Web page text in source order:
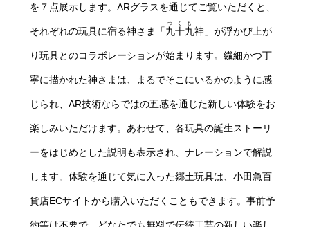
を７点展示します。ARグラスを通じてご覧いただくと、
それぞれの玩具に宿る神さま「九十九
つくも
神」が浮かび上が
り玩具とのコラボレーションが始まります。繊細かつ丁
寧に描かれた神さまは、まるでそこにいるかのように感
じられ、AR技術ならではの五感を通じた新しい体験をお
楽しみいただけます。あわせて、各玩具の誕生ストーリ
ーをはじめとした説明も表示され、ナレーションで解説
します。体験を通じて気に入った郷土玩具は、小田急百
貨店ECサイトから購入いただくこともできます。事前予
約等は不要で、どなたでも無料で伝統工芸の新しい楽し